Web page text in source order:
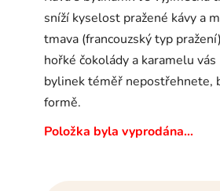
z
5
hvězdiček.
sníží kyselost pražené kávy a
tmava (francouzský typ
hořké čokolády a karamelu
bylinek téměř nepostřehnete,
formě.
Položka byla vyprodána…